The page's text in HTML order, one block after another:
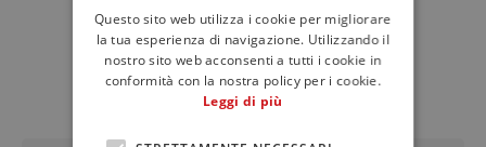
Schede tecniche e
documenti
ENGLISH
FRENCH
Questo sito web utilizza i cookie per migliorare
la tua esperienza di navigazione. Utilizzando il
nostro sito web acconsenti a tutti i cookie in
conformità con la nostra policy per i cookie.
Leggi di più